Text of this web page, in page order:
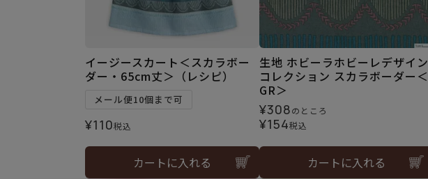
イージースカート＜スカラボー
ダー・65cm丈＞（レシピ）
メール便10個まで可
¥110税込
カートに入れる
生地 ホビーラホビーレデザイン
コレクション スカラボーダー＜
GR＞
¥308のところ
¥154税込
カートに入れる